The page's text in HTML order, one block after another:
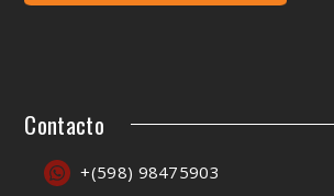
Contacto
+(598) 98475903